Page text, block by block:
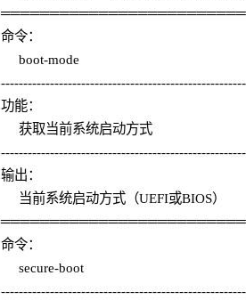
命令：
boot-mode
功能：
获取当前系统启动方式
输出：
当前系统启动方式（UEFI或BIOS）
命令：
secure-boot